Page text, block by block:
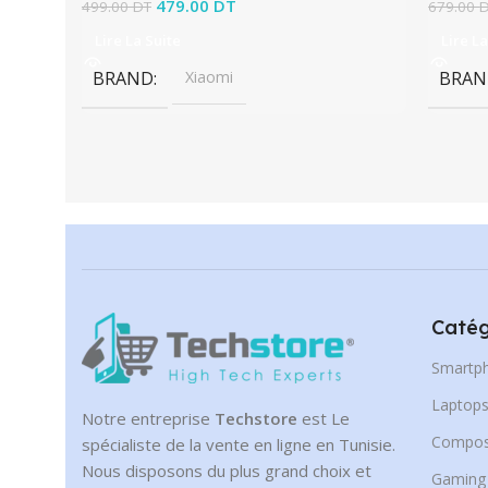
499.00DT Le prix initial était : 499.00 DT.
479.00 DT
BRAND Xiaomi
679.00
Notre entreprise Techstore est Le
spécialiste de la vente en ligne en Tunisie.
Nous disposons du plus grand choix et
Laptops
Gaming